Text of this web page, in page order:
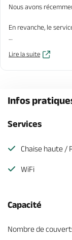
Nous avons
En revanche, le
Lire la suite
Infos
Services
Chaise haute /
WiFi
Capacité
Nombre de